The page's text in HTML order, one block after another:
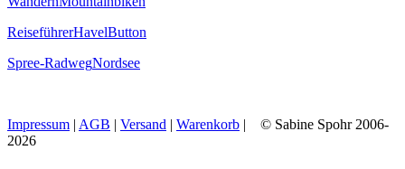
ReiseführerHavelButton
Spree-RadwegNordsee
Impressum | AGB | Versand | Warenkorb | © Sabine Spohr 2006-
2026